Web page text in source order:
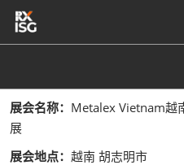
直
接
跳
至
内
容
展会名称： Metalex Vietnam越
展
展会地点： 越南 胡志明市